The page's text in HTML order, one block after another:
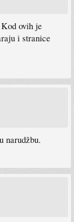
ovih je
i stranice
narudžbu.